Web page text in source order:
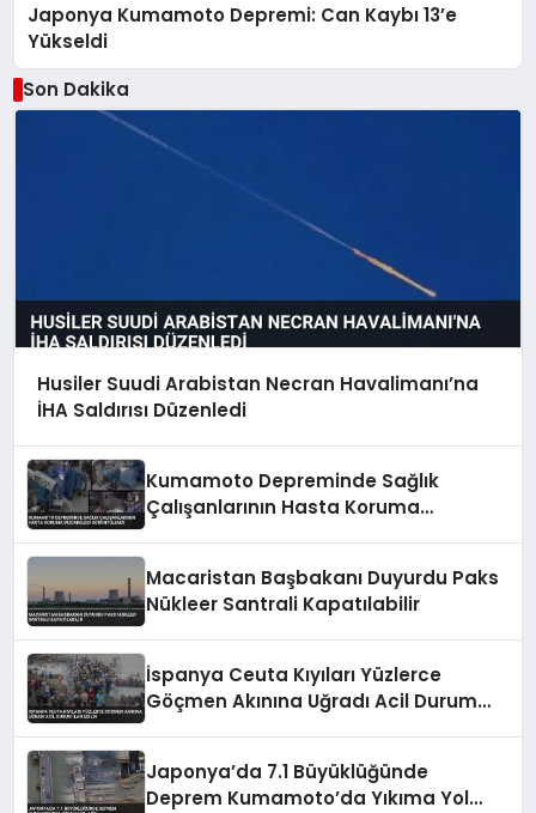
Japonya Kumamoto Depremi: Can Kaybı 13’e
Yükseldi
Son Dakika
Husiler Suudi Arabistan Necran Havalimanı’na
İHA Saldırısı Düzenledi
Kumamoto Depreminde Sağlık
Çalışanlarının Hasta Koruma
Macaristan Başbakanı Duyurdu Paks
Nükleer Santrali Kapatılabilir
İspanya Ceuta Kıyıları Yüzlerce
Göçmen Akınına Uğradı Acil Durum
Japonya’da 7.1 Büyüklüğünde
Deprem Kumamoto’da Yıkıma Yol